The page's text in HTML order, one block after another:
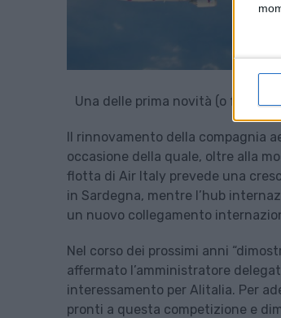
Una delle prima novità (o forse
Il rinnovamento della compagnia
occasione della quale, oltre alla
flotta di Air Italy prevede una
in Sardegna, mentre l’hub
un nuovo collegamento
Nel corso dei prossimi anni
affermato l’amministratore
interessamento per Alitalia. Per
pronti a questa competizione e